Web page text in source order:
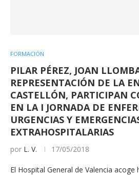
FORMACIÓN
PILAR PÉREZ, JOAN
REPRESENTACIÓN DE LA
CASTELLÓN, PARTICIPAN
EN LA I JORNADA DE
URGENCIAS Y
EXTRAHOSPITALARIAS
por L. V. 17/05/2018
El Hospital General de Valencia acoge